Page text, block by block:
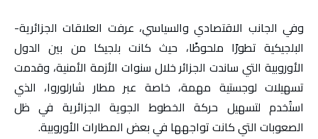
وفي الجانب الاقتصادي والسياسي، عرفت العلاقات الجزائرية-
البلجيكية تطورًا ملحوظًا، حيث كانت بلجيكا من بين الدول
الأوروبية التي ساندت الجزائر خلال سنوات الأزمة الأمنية، وقدمت
تسهيلات لوجستية مهمة، خاصة عبر مطار شارلوروا، الذي
استُخدم لتسهيل حركة الخطوط الجوية الجزائرية في ظل
الصعوبات التي كانت تواجهها في بعض المطارات الأوروبية.